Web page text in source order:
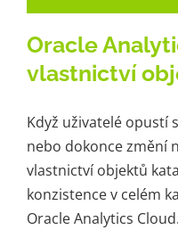
Oracle
vlastnictví
Když uživatelé opustí
nebo dokonce změní
vlastnictví objektů
konzistence v celém
Oracle Analytics